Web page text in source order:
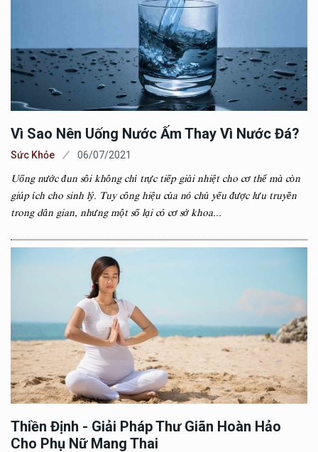
Vì Sao Nên Uống Nước Ấm Thay Vì Nước Đá?
Sức Khỏe 06/07/2021
Uống nước đun sôi không chỉ trực tiếp giải nhiệt cho cơ thể mà còn
giúp ích cho sinh lý. Tuy công hiệu của nó chủ yếu được lưu truyền
trong dân gian, nhưng một số lại có cơ sở khoa...
Thiền Định - Giải Pháp Thư Giãn Hoàn Hảo
Cho Phụ Nữ Mang Thai